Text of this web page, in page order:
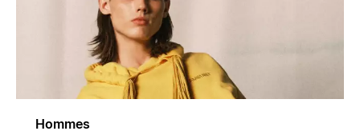
Hommes